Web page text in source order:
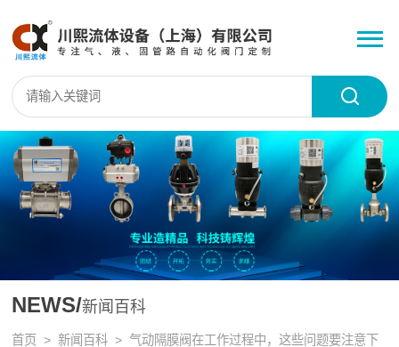
NEWS/新闻百科
首页 >新闻百科 > 气动隔膜阀在工作过程中，这些问题要注意下